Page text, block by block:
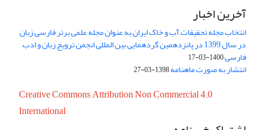
آخرین اخبار
انتخاب مجله تحقیقات آب و خاک ایران به عنوان مجله علمی برتر فارسی زبان
در سال 1399 در پانزدهمین گردهمایی بین المللی انجمن ترویج زبان و ادب
فارسی1400-03-17
انتشار به صورت ماهنامه1398-03-27
Creative Commons Attribution Non Commercial 4.0
International